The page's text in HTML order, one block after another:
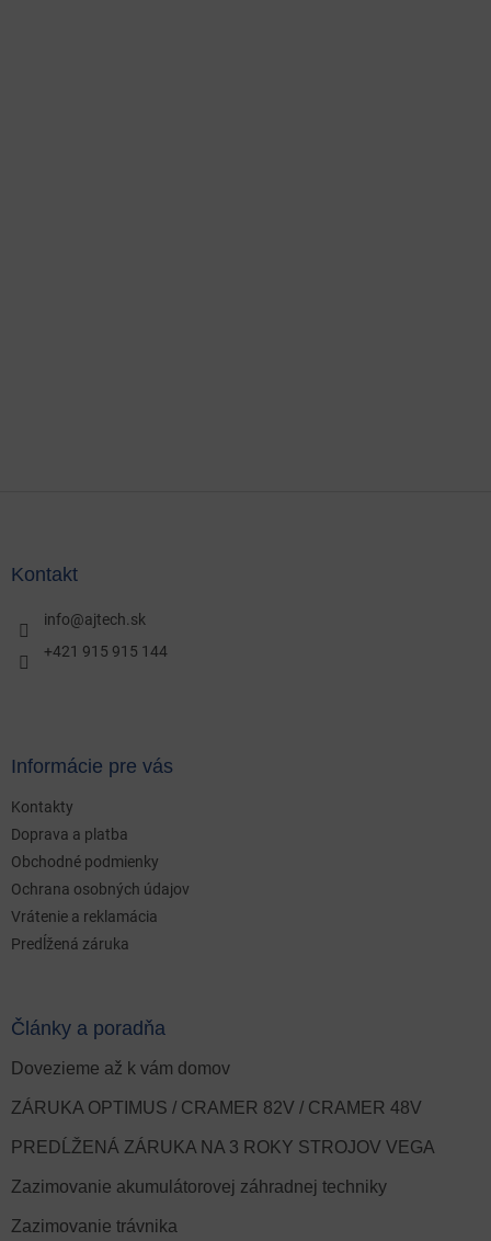
Kontakt
info@ajtech.sk
+421 915 915 144
Informácie pre vás
Kontakty
Doprava a platba
Obchodné podmienky
Ochrana osobných údajov
Vrátenie a reklamácia
Predĺžená záruka
Články a poradňa
Dovezieme až k vám domov
ZÁRUKA OPTIMUS / CRAMER 82V / CRAMER 48V
PREDĹŽENÁ ZÁRUKA NA 3 ROKY STROJOV VEGA
Zazimovanie akumulátorovej záhradnej techniky
Zazimovanie trávnika